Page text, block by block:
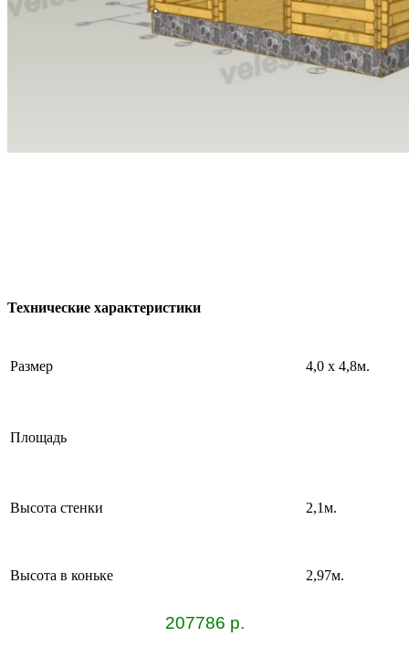
Технические характеристики
Размер 4,0 х 4,8м.
Площадь
Высота стенки 2,1м.
Высота в коньке 2,97м.
207786 р.